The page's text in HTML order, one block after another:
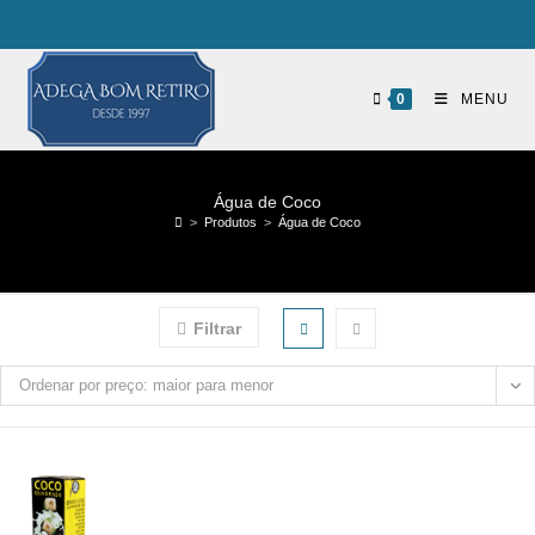
0 MENU
Água de Coco
> Produtos > Água de Coco
Filtrar
Ordenar por preço: maior para menor